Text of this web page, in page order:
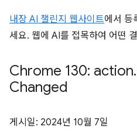
내장 AI 챌린지 웹사이트에서 등
세요. 웹에 AI를 접목하여 어떤
Chrome 130: action.
Changed
게시일: 2024년 10월 7일